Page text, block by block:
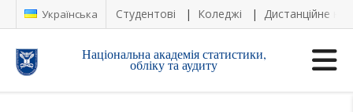
Українська Студентові Коледжі Дистанційне
Національна академія статистики,
обліку та аудиту